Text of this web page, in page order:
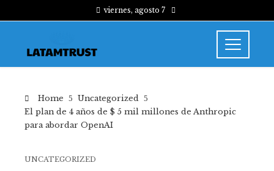
viernes, agosto 7
Home
Uncategorized
El plan de 4 años de $ 5 mil millones de Anthropic
para abordar OpenAI
UNCATEGORIZED